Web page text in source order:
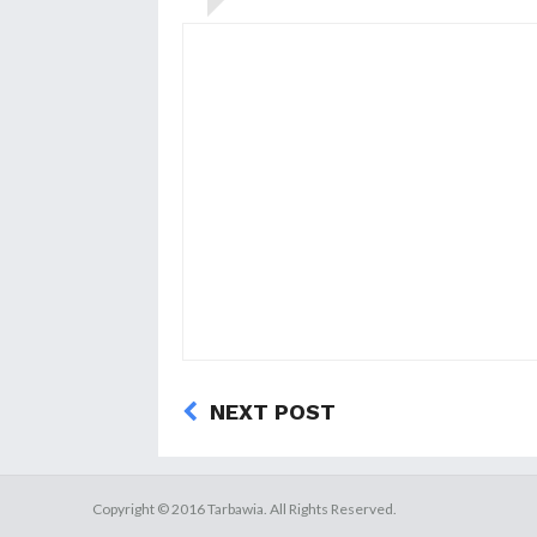
NEXT POST
Copyright © 2016Tarbawia . All Rights Reserved.